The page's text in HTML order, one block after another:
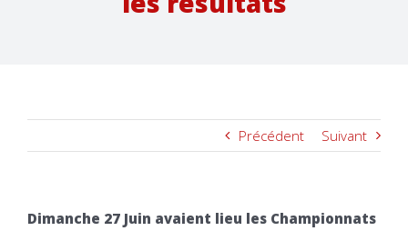
Précédent Suivant
Dimanche 27 Juin avaient lieu les Championnats